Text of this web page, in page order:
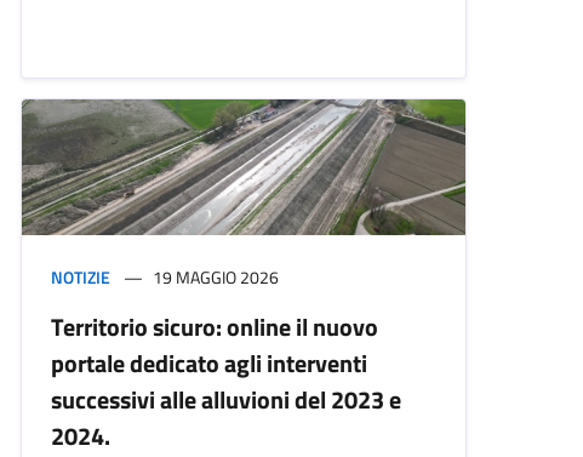
NOTIZIE 19 MAGGIO 2026
Territorio sicuro: online il nuovo
portale dedicato agli interventi
successivi alle alluvioni del 2023 e
2024.